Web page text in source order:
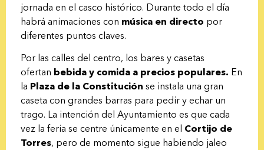
jornada en el casco histórico. Durante todo el día
habrá animaciones con música en directo por
diferentes puntos claves.
Por las calles del centro, los bares y casetas
ofertan bebida y comida a precios populares. En
la Plaza de la Constitución se instala una gran
caseta con grandes barras para pedir y echar un
trago. La intención del Ayuntamiento es que cada
vez la feria se centre únicamente en el Cortijo de
Torres, pero de momento sigue habiendo jaleo